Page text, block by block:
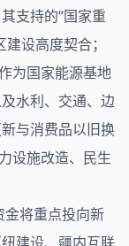
支持的“国家重
设高度契合；
为国家能源基地
水利、交通、边
与消费品以旧换
设施改造、民生
将重点投向新